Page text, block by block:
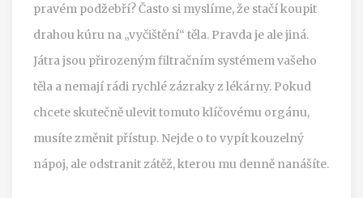
pravém podžebří? Často si myslíme, že stačí koupit
drahou kúru na „vyčištění“ těla. Pravda je ale jiná.
Játra jsou přirozeným filtračním systémem vašeho
těla a nemají rádi rychlé zázraky z lékárny. Pokud
chcete skutečně ulevit tomuto klíčovému orgánu,
musíte změnit přístup. Nejde o to vypít kouzelný
nápoj, ale odstranit zátěž, kterou mu denně nanášíte.